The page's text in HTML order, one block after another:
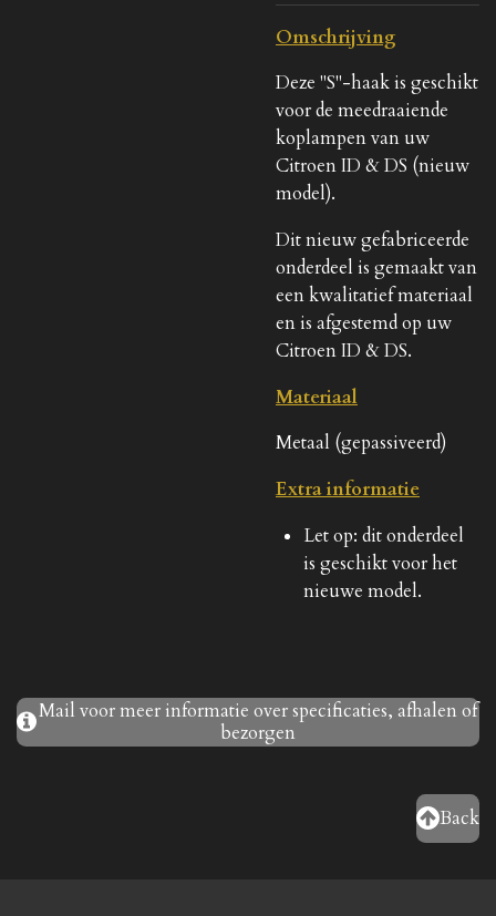
Omschrijving
Deze "S"-haak is geschikt
voor de meedraaiende
koplampen van uw
Citroen ID & DS (nieuw
model).
Dit nieuw gefabriceerde
onderdeel is gemaakt van
een kwalitatief materiaal
en is afgestemd op uw
Citroen ID & DS.
Materiaal
Metaal (gepassiveerd)
Extra informatie
Let op: dit onderdeel
is geschikt voor het
nieuwe model.
Mail voor meer informatie over specificaties, afhalen of
bezorgen
Back